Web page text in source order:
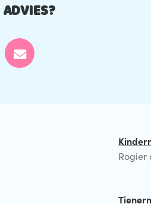
Rogier